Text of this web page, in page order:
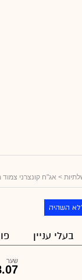
> אג"ח קונצרני
השהיה
בעלי עניין
שער